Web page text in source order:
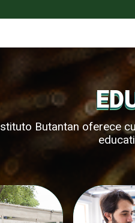
Butantan oferece